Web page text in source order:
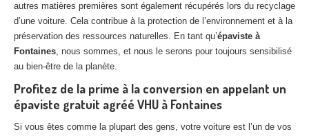
autres matières premières sont également récupérés lors du recyclage
d’une voiture. Cela contribue à la protection de l’environnement et à la
préservation des ressources naturelles. En tant qu’épaviste à
Fontaines, nous sommes, et nous le serons pour toujours sensibilisé
au bien-être de la planète.
Profitez de la prime à la conversion en appelant un
épaviste gratuit agréé VHU à Fontaines
Si vous êtes comme la plupart des gens, votre voiture est l’un de vos